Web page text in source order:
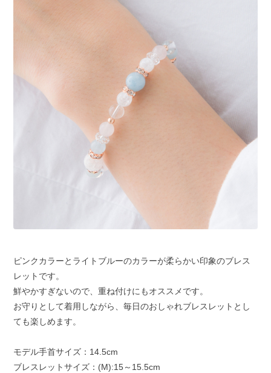
ピンクカラーとライトブルーのカラーが柔らかい印象のブレス
レットです。
鮮やかすぎないので、重ね付けにもオススメです。
お守りとして着用しながら、毎日のおしゃれブレスレットとし
ても楽しめます。
モデル手首サイズ：14.5cm
ブレスレットサイズ：(M):15～15.5cm